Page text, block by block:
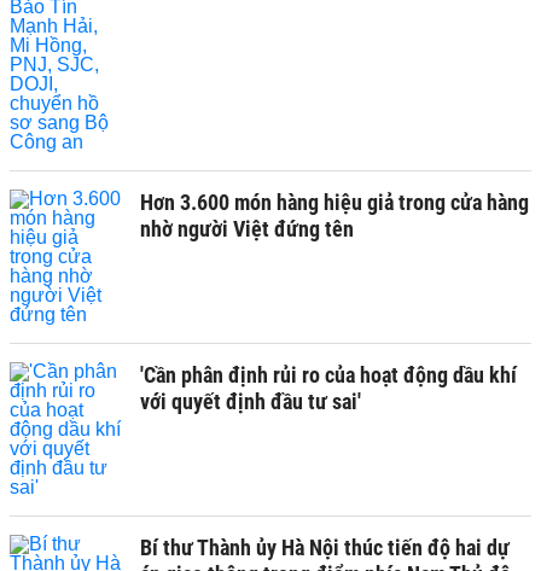
Hơn 3.600 món hàng hiệu giả trong cửa hàng
nhờ người Việt đứng tên
'Cần phân định rủi ro của hoạt động dầu khí
với quyết định đầu tư sai'
Bí thư Thành ủy Hà Nội thúc tiến độ hai dự